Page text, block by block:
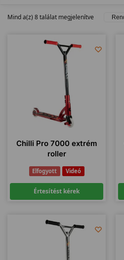
Mind a(z) 8 találat megjelenítve
Chilli Pro 7000 extrém
roller
Elfogyott Videó
Értesítést kérek